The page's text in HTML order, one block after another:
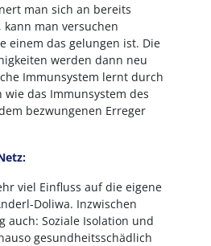
man sich an bereits
man versuchen
einem das gelungen ist. Die
werden dann neu
Immunsystem lernt durch
wie das Immunsystem des
bezwungenen Erreger
viel Einfluss auf die eigene
Doliwa. Inzwischen
auch: Soziale Isolation und
gesundheitsschädlich